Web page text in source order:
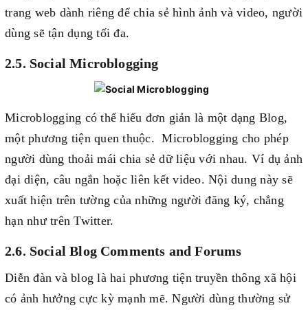
trang web dành riêng để chia sẻ hình ảnh và video, người
dùng sẽ tận dụng tối đa.
2.5. Social Microblogging
Microblogging có thể hiểu đơn giản là một dạng Blog,
một phương tiện quen thuộc. Microblogging cho phép
người dùng thoải mái chia sẻ dữ liệu với nhau. Ví dụ ảnh
đại diện, câu ngắn hoặc liên kết video. Nội dung này sẽ
xuất hiện trên tường của những người đăng ký, chẳng
hạn như trên Twitter.
2.6. Social Blog Comments and Forums
Diễn đàn và blog là hai phương tiện truyền thông xã hội
có ảnh hưởng cực kỳ mạnh mẽ. Người dùng thường sử